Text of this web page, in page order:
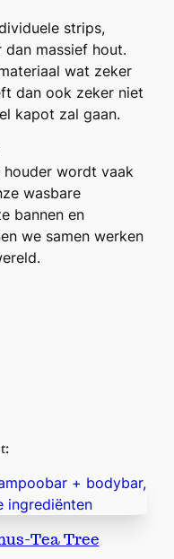
strips,
dan massief hout.
wat zeker
dan ook zeker niet
kapot zal gaan.
houder wordt vaak
wasbare
bannen en
we samen werken
Tea Tree